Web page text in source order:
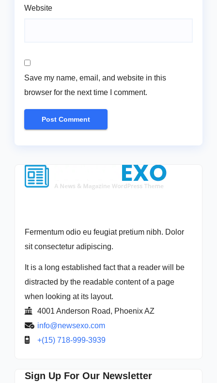
Website
Save my name, email, and website in this
browser for the next time I comment.
Fermentum odio eu feugiat pretium nibh. Dolor
sit consectetur adipiscing.
It is a long established fact that a reader will be
distracted by the readable content of a page
when looking at its layout.
4001 Anderson Road, Phoenix AZ
info@newsexo.com
+(15) 718-999-3939
Sign Up For Our Newsletter